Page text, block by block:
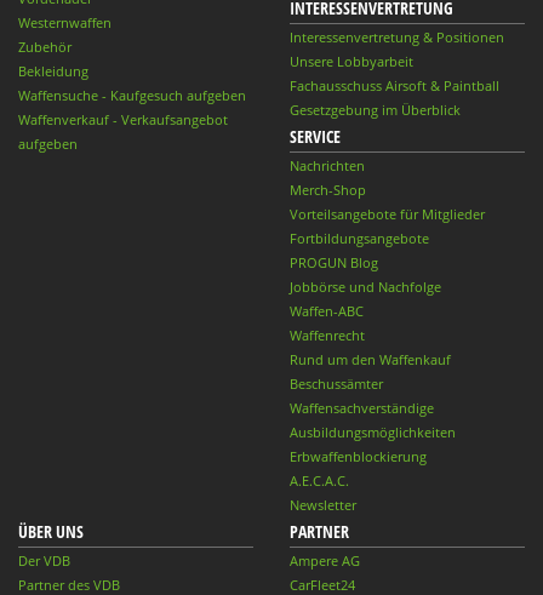
Westernwaffen
Zubehör
Bekleidung
Waffensuche - Kaufgesuch aufgeben
Waffenverkauf - Verkaufsangebot
aufgeben
INTERESSENVERTRETUNG
Interessenvertretung & Positionen
Unsere Lobbyarbeit
Fachausschuss Airsoft & Paintball
Gesetzgebung im Überblick
SERVICE
Nachrichten
Merch-Shop
Vorteilsangebote für Mitglieder
Fortbildungsangebote
PROGUN Blog
Jobbörse und Nachfolge
Waffen-ABC
Waffenrecht
Rund um den Waffenkauf
Beschussämter
Waffensachverständige
Ausbildungsmöglichkeiten
Erbwaffenblockierung
A.E.C.A.C.
Newsletter
ÜBER UNS
Der VDB
Partner des VDB
PARTNER
Ampere AG
CarFleet24